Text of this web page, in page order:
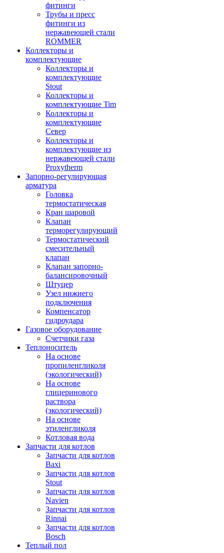
фитинги
Трубы и пресс
фитинги из
нержавеющей стали
ROMMER
Коллекторы и
комплектующие
Коллекторы и
комплектующие
Stout
Коллекторы и
комплектующие Tim
Коллекторы и
комплектующие
Север
Коллекторы и
комплектующие из
нержавеющей стали
Proxytherm
Запорно-регулирующая
арматура
Головка
термостатическая
Кран шаровой
Клапан
терморегулирующий
Термостатический
смесительный
клапан
Клапан запорно-
балансировочный
Штуцер
Узел нижнего
подключения
Компенсатор
гидроудара
Газовое оборудование
Счетчики газа
Теплоноситель
На основе
пропиленгликоля
(экологический)
На основе
глицеринового
раствора
(экологический)
На основе
этиленгликоля
Котловая вода
Запчасти для котлов
Запчасти для котлов
Baxi
Запчасти для котлов
Stout
Запчасти для котлов
Navien
Запчасти для котлов
Rinnai
Запчасти для котлов
Bosch
Теплый пол